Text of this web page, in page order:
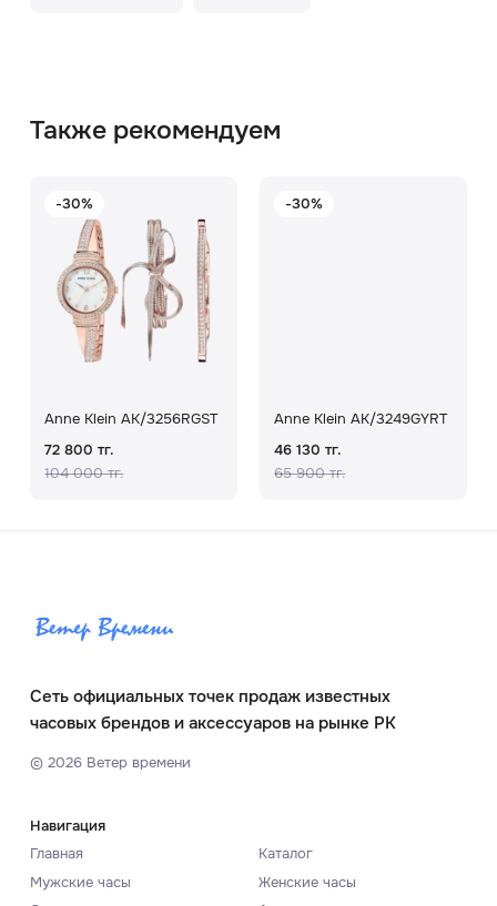
Также рекомендуем
-30%
Anne Klein AK/3256RGST
72 800 тг.
104 000 тг.
-30%
Anne Klein AK/3249GYRT
46 130 тг.
65 900 тг.
Сеть официальных точек продаж известных
часовых брендов и аксессуаров на рынке РК
© 2026Ветер времени
Навигация
Главная
Каталог
Мужские часы
Женские часы